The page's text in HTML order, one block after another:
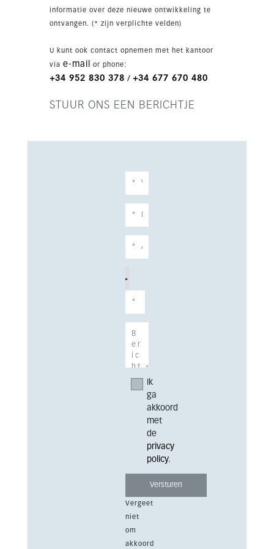
informatie over deze nieuwe ontwikkeling te
ontvangen. (* zijn verplichte velden)
U kunt ook contact opnemen met het kantoor
via e-mail or phone:
+34 952 830 378 / +34 677 670 480
STUUR ONS EEN BERICHTJE
Ik
ga
akkoord
met
de
privacy
policy.
Vergeet
niet
om
akkoord